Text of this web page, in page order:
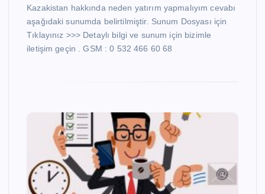
Kazakistan hakkında neden yatırım yapmalıyım cevabı
aşağıdaki sunumda belirtilmiştir. Sunum Dosyası için
Tıklayınız >>> Detaylı bilgi ve sunum için bizimle
iletişim geçin . GSM : 0 532 466 60 68